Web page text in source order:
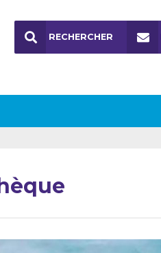
RECHERCHER